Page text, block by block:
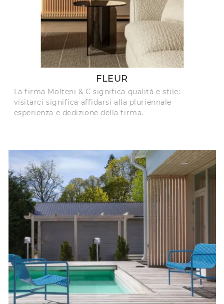
FLEUR
La firma Molteni & C significa qualità e stile:
visitarci significa affidarsi alla pluriennale
esperienza e dedizione della firma.